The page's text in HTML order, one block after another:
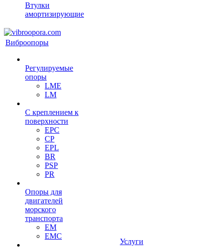
Втулки
амортизирующие
Виброопоры
Регулируемые
опоры
LME
LM
С креплением к
поверхности
EPC
CP
EPL
BR
PSP
PR
Опоры для
двигателей
морского
транспорта
EM
EMC
Услуги